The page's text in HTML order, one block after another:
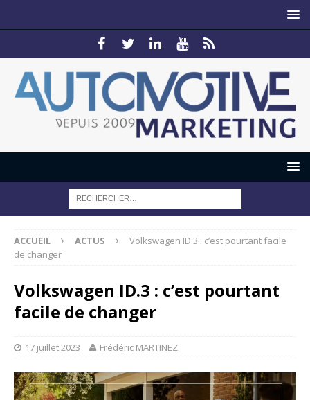
ACCUEIL ACTUS
Volkswagen ID.3 : c’est pourtant facile
de changer
Volkswagen ID.3 : c’est pourtant
facile de changer
17 juillet 2023 Frédéric MARTINEZ